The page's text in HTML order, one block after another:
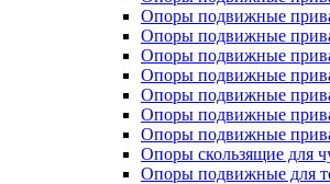
Опоры подвижные
Опоры подвижные
Опоры подвижные
Опоры подвижные
Опоры подвижные
Опоры подвижные
Опоры подвижные
Опоры скользящие для
Опоры подвижные для